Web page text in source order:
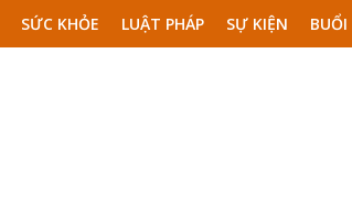
SỨC KHỎE LUẬT PHÁP SỰ KIỆN BUỔI